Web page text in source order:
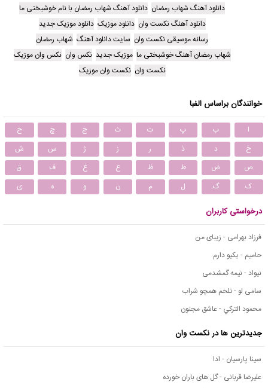
دانلود آهنگ شهاب رمضان دانلود آهنگ شهاب رمضان با نام خوشبختی ما
دانلود آهنگ نکست وان دانلود موزیک دانلود موزیک جدید
رسانه موسیقی نکست وان سایت دانلود آهنگ شهاب رمضان
شهاب رمضان آهنگ خوشبختی ما موزیک جدید نکس وان نکس وان موزیک
نکست وان نکست وان موزیک
خوانندگان براساس الفبا
ا ب پ ت ث ج چ
ح
خ
د ذ ر ز ژ س
ش
ص
ض ط ظ ع غ ف
ق
ک
گ ل م ن و ه ی
درخواستی کاربران
فرزاد بهرامی - زیبای من
حامیم - یکیو دارم
نیواد - نیمه گمشدمی
سامی لو - تلخم همچو شراب
محمود التركي - عاشق مجنون
جدیدترین ها در نکست وان
سینا پارسیان - ادا
علیرضا قربانی - گل های باران خورده